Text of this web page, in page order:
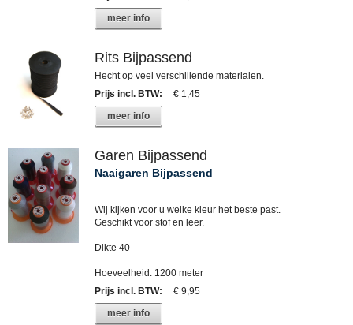
meer info
Rits Bijpassend
Hecht op veel verschillende materialen.
Prijs incl. BTW:
€ 1,45
meer info
Garen Bijpassend
Naaigaren Bijpassend
Wij kijken voor u welke kleur het beste past.
Geschikt voor stof en leer.
Dikte 40
Hoeveelheid: 1200 meter
Prijs incl. BTW:
€ 9,95
meer info